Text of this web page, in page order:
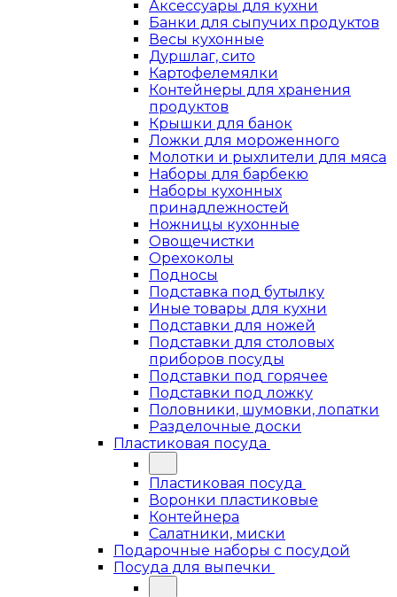
Аксессуары для кухни
Банки для сыпучих продуктов
Весы кухонные
Дуршлаг, сито
Картофелемялки
Контейнеры для хранения
продуктов
Крышки для банок
Ложки для мороженного
Молотки и рыхлители для мяса
Наборы для барбекю
Наборы кухонных
принадлежностей
Ножницы кухонные
Овощечистки
Орехоколы
Подносы
Подставка под бутылку
Иные товары для кухни
Подставки для ножей
Подставки для столовых
приборов посуды
Подставки под горячее
Подставки под ложку
Половники, шумовки, лопатки
Разделочные доски
Пластиковая посуда
Пластиковая посуда
Воронки пластиковые
Контейнера
Салатники, миски
Подарочные наборы с посудой
Посуда для выпечки